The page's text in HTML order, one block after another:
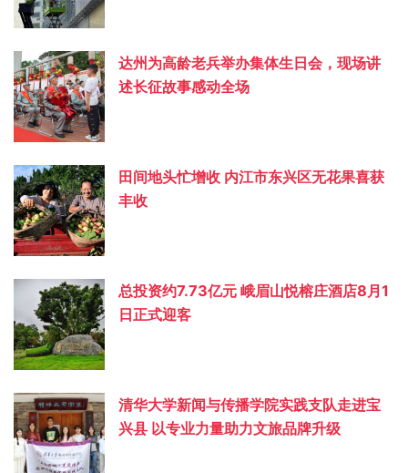
达州为高龄老兵举办集体生日会，现场讲
述长征故事感动全场
田间地头忙增收 内江市东兴区无花果喜获
丰收
总投资约‌7.73亿元 峨眉山悦榕庄酒店8月1
日正式迎客
清华大学新闻与传播学院实践支队走进宝
兴县 以专业力量助力文旅品牌升级